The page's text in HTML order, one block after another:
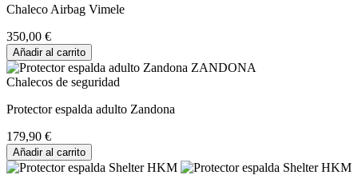
Chaleco Airbag Vimele
350,00 €
Añadir al carrito
Chalecos de seguridad
Protector espalda adulto Zandona
179,90 €
Añadir al carrito